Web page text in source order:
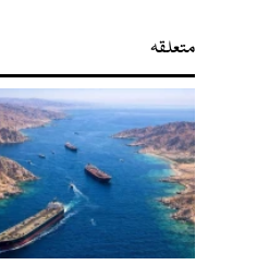
متعلقہ